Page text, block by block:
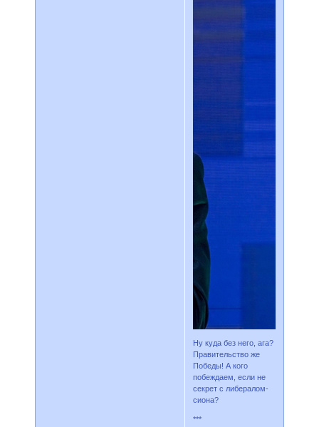
Ну куда без него, ага?
Правительство же
Победы! А кого
побеждаем, если не
секрет с либералом-
сиона?
***